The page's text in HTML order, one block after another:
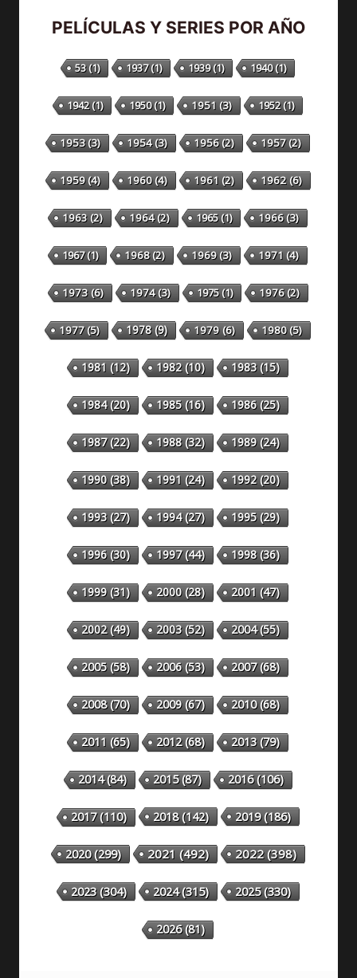
PELÍCULAS Y SERIES POR AÑO
53(1) 1937(1) 1939(1) 1940(1)
1942(1) 1950(1) 1951 (3) 1952(1)
1953(3) 1954(3) 1956(2) 1957(2)
1959(4) 1960(4) 1961 (2) 1962(6)
1963(2) 1964(2) 1965(1) 1966(3)
1967(1) 1968(2) 1969(3) 1971 (4)
1973(6) 1974(3) 1975(1) 1976(2)
1977(5) 1978(9) 1979(6) 1980(5)
1981 (12) 1982(10) 1983(15)
1984(20) 1985(16) 1986(25)
1987(22) 1988(32) 1989(24)
1990(38) 1991 (24) 1992(20)
1993(27) 1994(27) 1995(29)
1996(30) 1997(44) 1998(36)
1999(31) 2000(28) 2001 (47)
2002(49) 2003(52) 2004(55)
2005(58) 2006(53) 2007(68)
2008(70) 2009(67) 2010(68)
2011 (65) 2012(68) 2013(79)
2014(84) 2015(87) 2016(106)
2017(110) 2018(142) 2019(186)
2020(299) 2021(492) 2022(398)
2023(304) 2024(315) 2025(330)
2026(81)